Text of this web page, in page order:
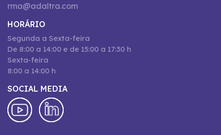
rma@adaltra.com
HORÁRIO
Segunda a Sexta-feira
De 8:00 a 14:00 e de 15:00 a 17:30 h
Sexta-feira
8:00 a 14:00 h
SOCIAL MEDIA